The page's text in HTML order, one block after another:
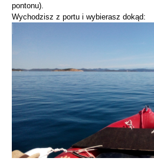
pontonu).
Wychodzisz z portu i wybierasz dokąd: